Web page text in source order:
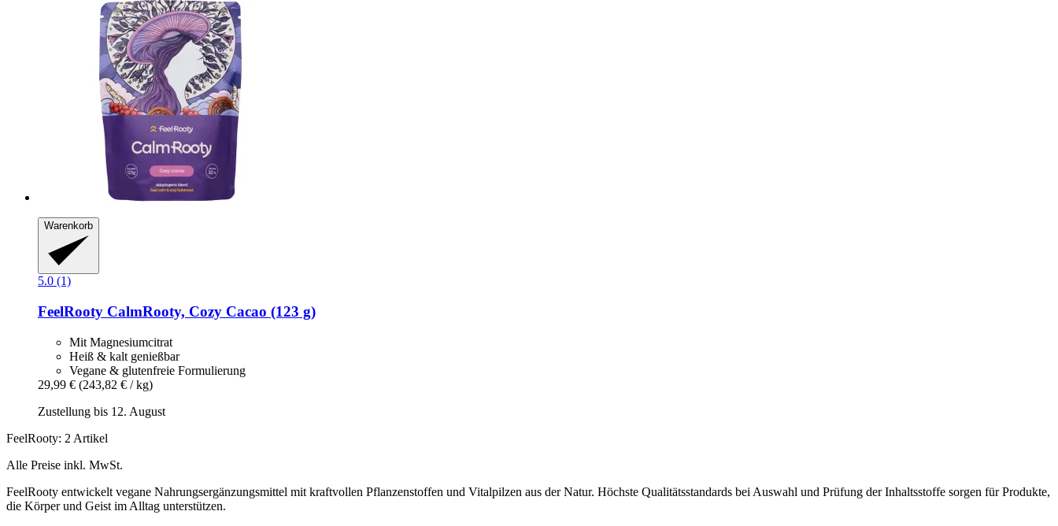
Warenkorb
5.0 (1)
FeelRooty CalmRooty, Cozy Cacao (123 g)
Mit Magnesiumcitrat
Heiß & kalt genießbar
Vegane & glutenfreie Formulierung
29,99 € (243,82 € / kg)
Zustellung bis 12. August
FeelRooty: 2 Artikel
Alle Preise inkl. MwSt.
FeelRooty entwickelt vegane Nahrungsergänzungsmittel mit kraftvollen Pflanzenstoffen und Vitalpilzen aus der Natur. Höchste Qualitätsstandards bei Auswahl und Prüfung der Inhaltsstoffe sorgen für Produkte,
die Körper und Geist im Alltag unterstützen.